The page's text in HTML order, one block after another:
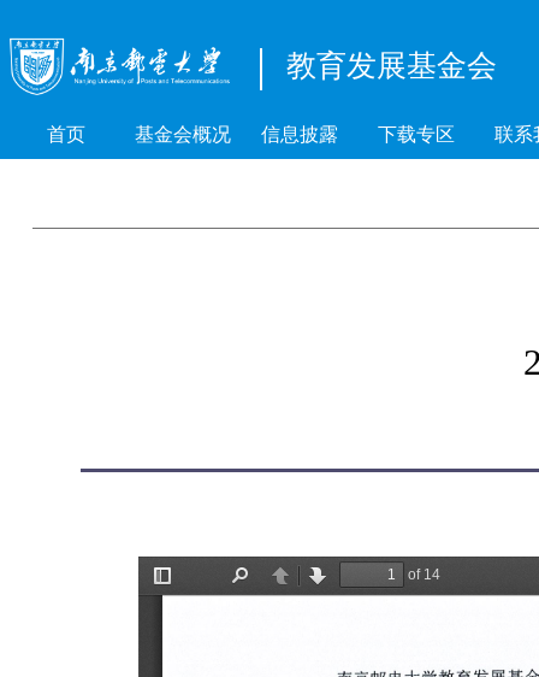
教育发展基金会
首页 基金会概况 信息披露 下载专区 联系